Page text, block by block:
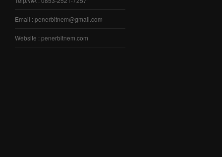
Email : penerbitnem@gmail.com
Website : penerbitnem.com